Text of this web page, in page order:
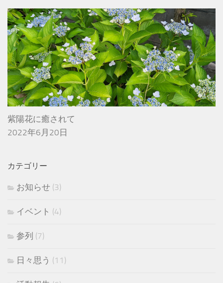
紫陽花に癒されて
2022年6月20日
カテゴリー
お知らせ (3)
イベント (4)
参列 (7)
日々思う (11)